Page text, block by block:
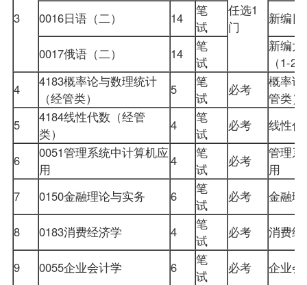
3
任选1
门
0016日语（二）
14 笔
试
新编
0017俄语（二） 14 笔
试
新编
（1-
4
4183概率论与数理统计
（经管类）
5
笔
试
必考
概率
管类
5
4184线性代数（经管
类）
4
笔
试
必考 线性
6 0051管理系统中计算机应
用
4
笔
试
必考
管理
用
7
0150金融理论与实务 6
笔
试
必考 金融
8 0183消费经济学 4
笔
试
必考 消费
9 0055企业会计学 6
笔
试
必考 企业会